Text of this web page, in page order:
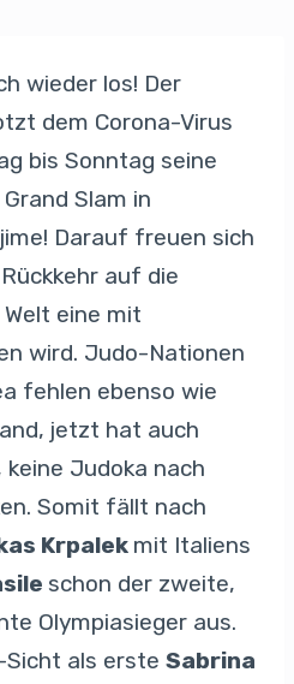
wieder los! Der
dem Corona-Virus
bis Sonntag seine
Slam in
Darauf freuen sich
auf die
eine mit
wird. Judo-Nationen
fehlen ebenso wie
jetzt hat auch
Judoka nach
Somit fällt nach
Krpalek mit Italiens
schon der zweite,
Olympiasieger aus.
Sicht als erste Sabrina